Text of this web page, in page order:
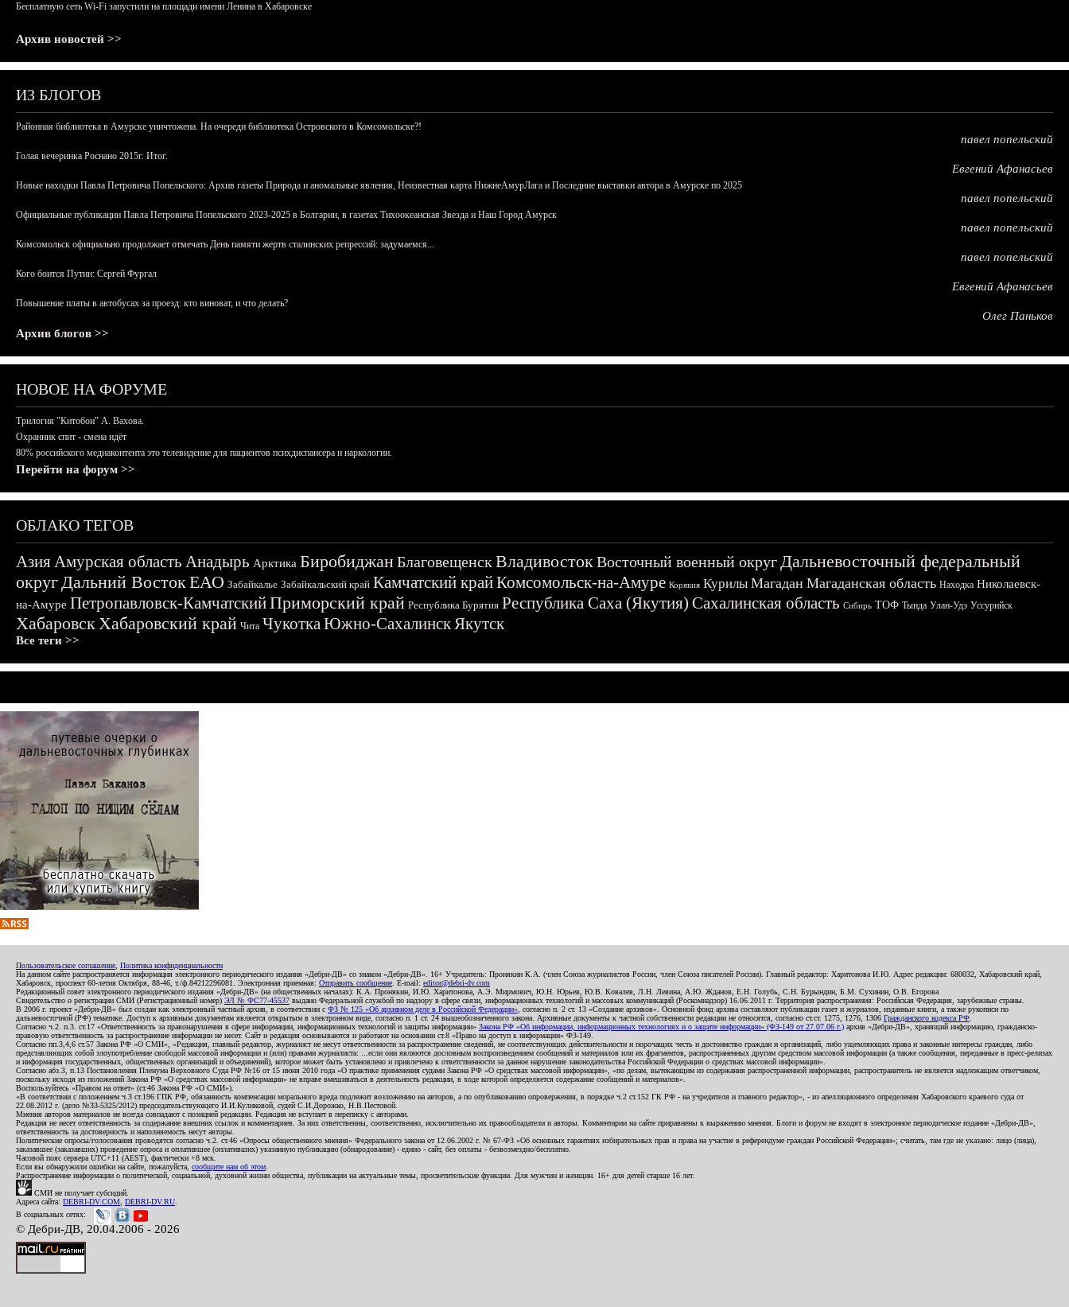
Бесплатную сеть Wi-Fi запустили на площади имени Ленина в Хабаровске
Архив новостей >>
ИЗ БЛОГОВ
Районная библиотека в Амурске уничтожена. На очереди библиотека Островского в Комсомольске?!
павел попельский
Голая вечеринка Роснано 2015г. Итог.
Евгений Афанасьев
Новые находки Павла Петровича Попельского: Архив газеты Природа и аномальные явления, Неизвестная карта НижнеАмурЛага и Последние выставки автора в Амурске по 2025
павел попельский
Официальные публикации Павла Петровича Попельского 2023-2025 в Болгарии, в газетах Тихоокеанская Звезда и Наш Город Амурск
павел попельский
Комсомольск официально продолжает отмечать День памяти жертв сталинских репрессий: задумаемся...
павел попельский
Кого боится Путин: Сергей Фургал
Евгений Афанасьев
Повышение платы в автобусах за проезд: кто виноват, и что делать?
Олег Паньков
Архив блогов >>
НОВОЕ НА ФОРУМЕ
Трилогия "Китобои" А. Вахова.
Охранник спит - смена идёт
80% российского медиаконтента это телевидение для пациентов психдиспансера и наркологии.
Перейти на форум >>
ОБЛАКО ТЕГОВ
АзияАмурская область Анадырь Арктика БиробиджанБлаговещенскВладивостокВосточный военный округДальневосточный федеральный
округДальний ВостокЕАО Забайкалье Забайкальский край Камчатский крайКомсомольск-на-Амуре Корякия Курилы Магадан Магаданская область Находка Николаевск-
на-Амуре Петропавловск-КамчатскийПриморский край Республика Бурятия Республика Саха (Якутия) Сахалинская область Сибирь ТОФ Тында Улан-Удэ Уссурийск
ХабаровскХабаровский край Чита ЧукоткаЮжно-СахалинскЯкутск
Все теги >>
Пользовательское соглашение Политика конфиденциальности
На данном сайте распространяется информация электронного периодического издания «Дебри-ДВ» со знаком «Дебри-ДВ». 16+ Учредитель: Пронякин К.А. (член Союза журналистов России, член Союза писателей России). Главный редактор: Харитонова И.Ю. Адрес редакции: 680032, Хабаровский край,
Хабаровск, проспект 60-летия Октября, 88-46, т./ф.84212296081. Электронная приемная: Отправить сообщение . E-mail: editor@debri-dv.com
Редакционный совет электронного периодического издания «Дебри-ДВ» (на общественных началах): К.А. Пронякин, И.Ю. Харитонова, А.Э. Мирмович, Ю.Н. Юрьев, Ю.В. Ковалев, Л.Н. Левина, А.Ю. Жданов, Е.Н. Голубь, С.Н. Бурындин, Б.М. Сухинин, О.В. Егорова
Свидетельство о регистрации СМИ (Регистрационный номер) ЭЛ № ФС77-45537 выдано Федеральной службой по надзору в сфере связи, информационных технологий и массовых коммуникаций (Роскомнадзор) 16.06.2011 г. Территория распространения: Российская Федерация, зарубежные страны.
В 2006 г. проект «Дебри-ДВ» был создан как электронный частный архив, в соответствии с ФЗ № 125 «Об архивном деле в Российской Федерации» , согласно п. 2 ст. 13 «Создание архивов». Основной фонд архива составляют публикации газет и журналов, изданные книги, а также рукописи по
дальневосточной (РФ) тематике. Доступ к архивным документам является открытым в электронном виде, согласно п. 1 ст. 24 вышеобозначенного закона. Архивные документы к частной собственности редакции не относятся, согласно ст.ст. 1275, 1276, 1306 Гражданского кодекса РФ
Согласно ч.2. п.3. ст.17 «Ответственность за правонарушения в сфере информации, информационных технологий и защиты информации» Закона РФ «Об информации, информационных технологиях и о защите информации» (ФЗ-149 от 27.07.06 г.) архив «Дебри-ДВ», хранящий информацию, гражданско-
правовую ответственность за распространение информации не несет. Сайт и редакция основываются и работают на основании ст.8 «Право на доступ к информации» ФЗ-149.
Согласно пп.3,4,6 ст.57 Закона РФ «О СМИ», «Редакция, главный редактор, журналист не несут ответственности за распространение сведений, не соответствующих действительности и порочащих честь и достоинство граждан и организаций, либо ущемляющих права и законные интересы граждан, либо
представляющих собой злоупотребление свободой массовой информации и (или) правами журналиста: ...если они являются дословным воспроизведением сообщений и материалов или их фрагментов, распространенных другим средством массовой информации (а также сообщения, переданные в пресс-релизах
и информация государственных, общественных организаций и объединений), которое может быть установлено и привлечено к ответственности за данное нарушение законодательства Российской Федерации о средствах массовой информации».
Согласно абз.3, п.13 Постановления Пленума Верховного Суда РФ №16 от 15 июня 2010 года «О практике применения судами Закона РФ «О средствах массовой информации», «по делам, вытекающим из содержания распространенной информации, распространитель не является надлежащим ответчиком,
поскольку исходя из положений Закона РФ «О средствах массовой информации» не вправе вмешиваться в деятельность редакции, в ходе которой определяется содержание сообщений и материалов».
Воспользуйтесь «Правом на ответ» (ст.46 Закона РФ «О СМИ»).
«В соответствии с положением ч.3 ст.196 ГПК РФ, обязанность компенсации морального вреда подлежит возложению на авторов, а по опубликованию опровержения, в порядке ч.2 ст.152 ГК РФ - на учредителя и главного редактор», - из апелляционного определения Хабаровского краевого суда от
22.08.2012 г. (дело №33-5325/2012) председательствующего И.И.Куликовой, судей С.И.Дорожко, Н.В.Пестовой.
Мнения авторов материалов не всегда совпадают с позицией редакции. Редакция не вступает в переписку с авторами.
Редакция не несет ответственность за содержание внешних ссылок и комментариев. За них ответственны, соответственно, исключительно их правообладатели и авторы. Комментарии на сайте приравнены к выражению мнения. Блоги и форум не входят в электронное периодическое издание «Дебри-ДВ»,
ответственность за достоверность и наполняемость несут авторы.
Политические опросы/голосования проводятся согласно ч.2. ст.46 «Опросы общественного мнения» Федерального закона от 12.06.2002 г. № 67-ФЗ «Об основных гарантиях избирательных прав и права на участие в референдуме граждан Российской Федерации»; считать, там где не указано: лицо (лица),
заказавшее (заказавших) проведение опроса и оплатившее (оплативших) указанную публикацию (обнародование) - едино - сайт, без оплаты - безвозмездно/бесплатно.
Часовой пояс сервера UTC+11 (AEST), фактически +8 мск.
Если вы обнаружили ошибки на сайте, пожалуйста, сообщите нам об этом
Распространение информации о политической, социальной, духовной жизни общества, публикации на актуальные темы, просветительские функции. Для мужчин и женщин. 16+ для детей старше 16 лет.
СМИ не получает субсидий.
Адреса сайта: DEBRI-DV.COM DEBRI-DV.RU
В социальных сетях:
© Дебри-ДВ, 20.04.2006 - 2026